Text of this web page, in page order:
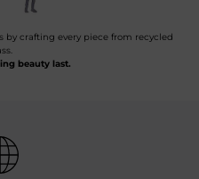
by crafting every piece from recycled
beauty last.